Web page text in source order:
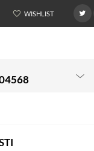
WISHLIST